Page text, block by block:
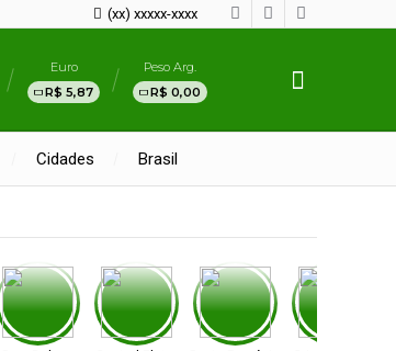
(xx) xxxxx-xxxx
Euro
R$ 5,87
Peso Arg.
R$ 0,00
Cidades Brasil